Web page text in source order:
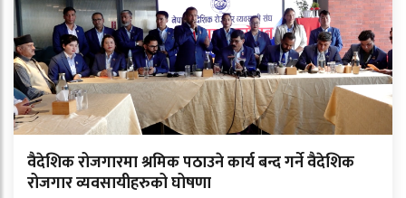
वैदेशिक रोजगारमा श्रमिक पठाउने कार्य बन्द गर्ने वैदेशिक
रोजगार व्यवसायीहरुको घोषणा